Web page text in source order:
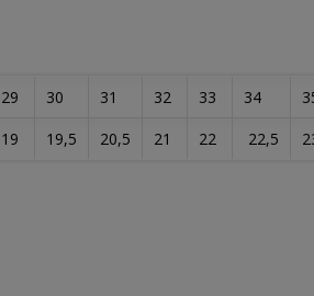
29 30 31 32 33 34
19 19,5 20,5 21 22 22,5